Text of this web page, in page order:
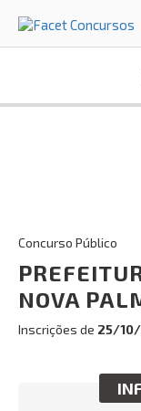
Esqueci a minha
INÍCIO
CONCURSOS
Concurso Público
NOVA
Inscrições de 25/